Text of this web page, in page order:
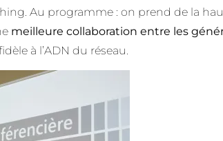
Au programme : on prend de la
meilleure collaboration entre les
à l’ADN du réseau.